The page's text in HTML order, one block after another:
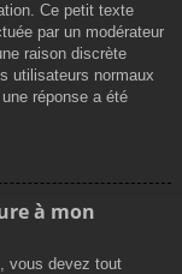
Ce petit texte
par un modérateur
raison discrète
utilisateurs normaux
réponse a été
à mon
vous devez tout